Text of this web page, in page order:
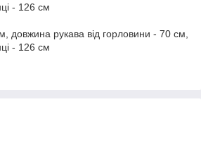
- 126 см
довжина рукава від горловини - 70 см,
- 126 см